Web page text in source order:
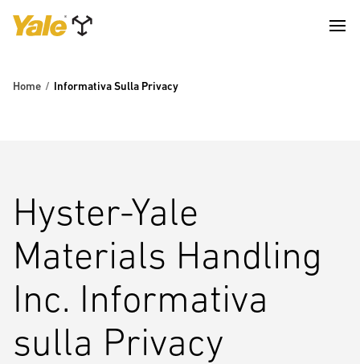
Home Informativa Sulla Privacy
Hyster-Yale
Materials Handling
Inc. Informativa
sulla Privacy